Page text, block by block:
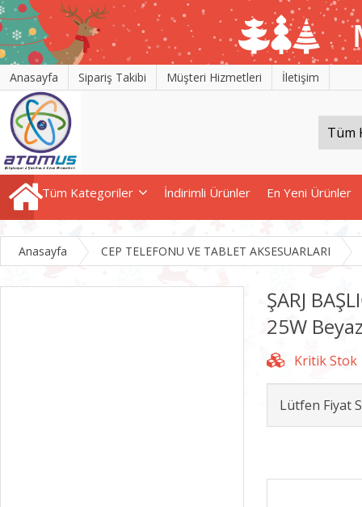
Anasayfa Sipariş Takibi Müşteri Hizmetleri İletişim
Tüm Kategoriler İndirimli Ürünler En Yeni Ürünler
Anasayfa CEP TELEFONU VE TABLET AKSESUARLARI
ŞARJ
25W
Lütfen Fiyat